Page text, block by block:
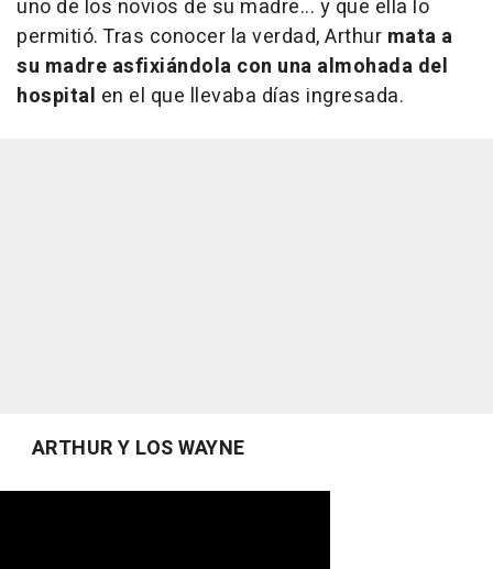
uno de los novios de su madre... y que ella lo
permitió. Tras conocer la verdad, Arthur mata a
su madre asfixiándola con una almohada del
hospital en el que llevaba días ingresada.
ARTHUR Y LOS WAYNE